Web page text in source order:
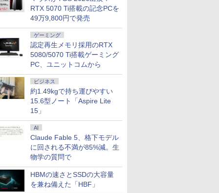
RTX 5070 Ti搭載の記念PCを
49万9,800円で発売
ゲーミング
認定再生メモリ採用のRTX
5080/5070 Ti搭載ゲーミング
PC、ユニットコムから
ビジネス
約1.49kgで持ち運びやすい
15.6型ノート「Aspire Lite
15」
AI
Claude Fable 5、格下モデル
に回される不満が85%減。生
物学の質問で
HBMの速さとSSDの大容量
を兼ね備えた「HBF」